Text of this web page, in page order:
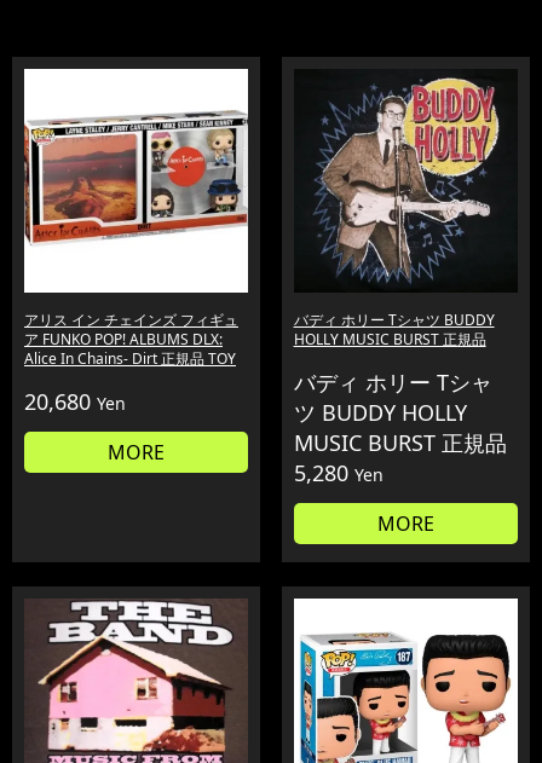
アリス イン チェインズ フィギュ
ア FUNKO POP! ALBUMS DLX:
Alice In Chains- Dirt 正規品 TOY
20,680 Yen
MORE
バディ ホリー Tシャツ BUDDY
HOLLY MUSIC BURST 正規品
バディ ホリー Tシャ
ツ BUDDY HOLLY
MUSIC BURST 正規品
5,280 Yen
MORE